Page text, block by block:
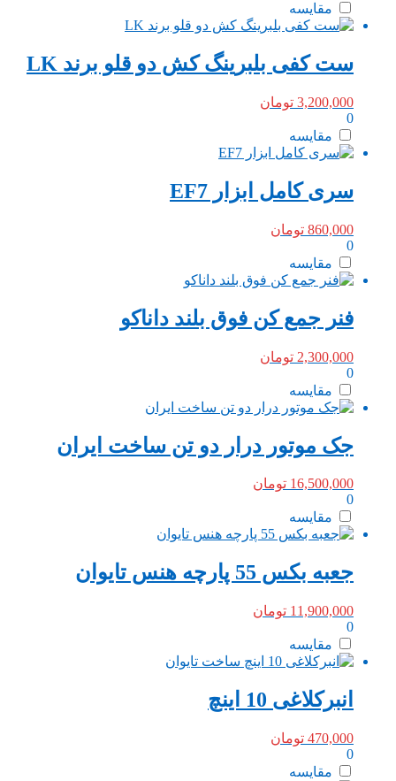
مقایسه
ست کفی بلبرینگ کش دو قلو برند LK
3,200,000 تومان
0
مقایسه
سری کامل ابزار EF7
860,000 تومان
0
مقایسه
فنر‌ جمع کن فوق بلند داناکو
2,300,000 تومان
0
مقایسه
جک موتور درار دو تن ساخت ایران
16,500,000 تومان
0
مقایسه
جعبه بکس 55 پارچه هنس تایوان
11,900,000 تومان
0
مقایسه
انبرکلاغی 10 اینچ
470,000 تومان
0
مقایسه